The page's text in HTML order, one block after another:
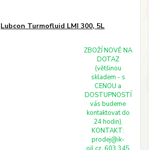
Lubcon Turmofluid LMI 300, 5L
ZBOŽÍ NOVĚ NA
DOTAZ
(většinou
skladem - s
CENOU a
DOSTUPNOSTÍ
vás budeme
kontaktovat do
24 hodin).
KONTAKT:
prodej@ik-